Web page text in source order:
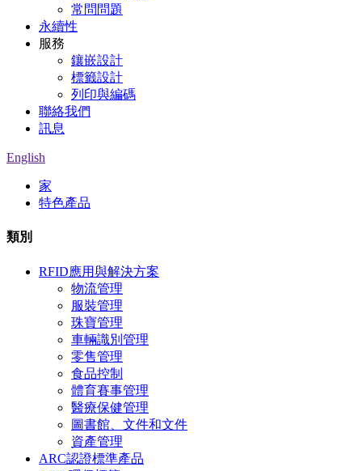
常問問題
永續性
服務
鑲嵌設計
標籤設計
列印與編碼
聯絡我們
訊息
English
家
特色產品
類別
RFID應用與解決方案
物流管理
服裝管理
珠寶管理
車輛識別管理
零售管理
食品控制
體育賽事管理
醫療保健管理
圖書館、文件和文件
資產管理
ARC認證標準產品